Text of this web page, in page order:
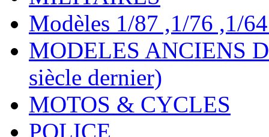
Modèles 1/87 ,1/76 ,1/
MODELES ANCIENS
siècle dernier)
MOTOS & CYCLES
POLICE